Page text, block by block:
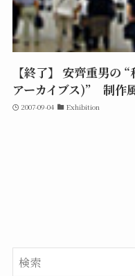
【終了】 安齊重男の
アーカイブス)” 制作
2007-09-04 Exhibition